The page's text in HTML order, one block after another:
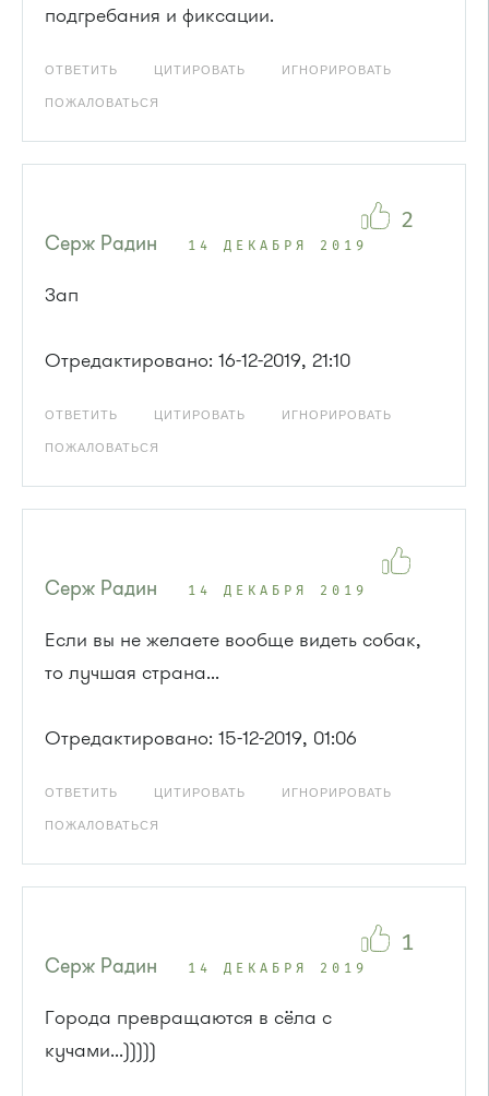
подгребания и фиксации.
ОТВЕТИТЬ ЦИТИРОВАТЬ ИГНОРИРОВАТЬ
ПОЖАЛОВАТЬСЯ
Серж Радин 14 ДЕКАБРЯ 2019
Зап
Отредактировано: 16-12-2019, 21:10
ОТВЕТИТЬ ЦИТИРОВАТЬ ИГНОРИРОВАТЬ
ПОЖАЛОВАТЬСЯ
2
Серж Радин 14 ДЕКАБРЯ 2019
Если вы не желаете вообще видеть собак,
то лучшая страна...
Отредактировано: 15-12-2019, 01:06
ОТВЕТИТЬ ЦИТИРОВАТЬ ИГНОРИРОВАТЬ
ПОЖАЛОВАТЬСЯ
Серж Радин 14 ДЕКАБРЯ 2019
Города превращаются в сёла с
кучами...)))))
1